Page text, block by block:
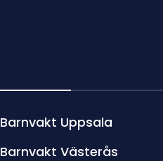
Barnvakt Uppsala
Barnvakt Västerås